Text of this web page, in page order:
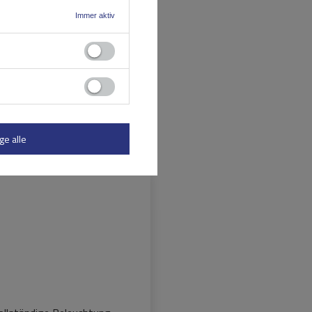
jeder Situation einen
selbst wenn Fahrräder
Immer aktiv
alle